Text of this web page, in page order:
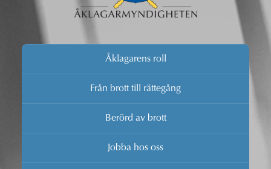
Åklagarens roll
Från brott till rättegång
Berörd av brott
Jobba hos oss